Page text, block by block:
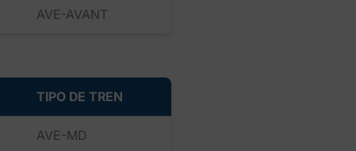
AVE-AVANT
TIPO DE TREN
AVE-MD